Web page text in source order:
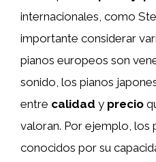
internacionales, como
importante considerar
pianos europeos son
sonido, los pianos
entre calidad y precio
valoran. Por ejemplo, los
conocidos por su